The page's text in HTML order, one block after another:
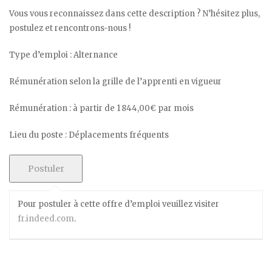
Vous vous reconnaissez dans cette description ? N’hésitez plus,
postulez et rencontrons-nous !
Type d’emploi : Alternance
Rémunération selon la grille de l’apprenti en vigueur
Rémunération : à partir de 1 844,00€ par mois
Lieu du poste : Déplacements fréquents
Pour postuler à cette offre d’emploi veuillez visiter
fr.indeed.com.